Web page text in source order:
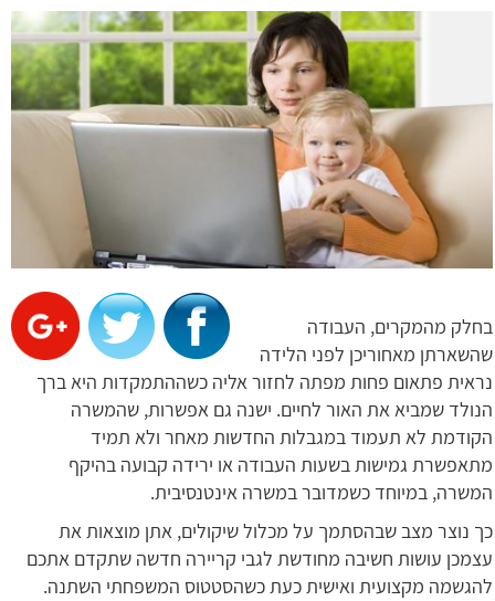
בחלק מהמקרים, העבודה
שהשארתן מאחוריכן לפני הלידה
נראית פתאום פחות מפתה לחזור אליה כשההתמקדות היא ברך
הנולד שמביא את האור לחיים. ישנה גם אפשרות, שהמשרה
הקודמת לא תעמוד במגבלות החדשות מאחר ולא תמיד
מתאפשרת גמישות בשעות העבודה או ירידה קבועה בהיקף
המשרה, במיוחד כשמדובר במשרה אינטנסיבית.
כך נוצר מצב שבהסתמך על מכלול שיקולים, אתן מוצאות את
עצמכן עושות חשיבה מחודשת לגבי קריירה חדשה שתקדם אתכם
להגשמה מקצועית ואישית כעת כשהסטטוס המשפחתי השתנה.